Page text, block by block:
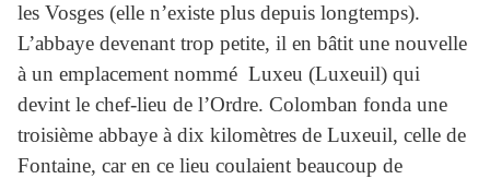
les Vosges (elle n’existe plus depuis longtemps).
L’abbaye devenant trop petite, il en bâtit une nouvelle
à un emplacement nommé Luxeu (Luxeuil) qui
devint le chef-lieu de l’Ordre. Colomban fonda une
troisième abbaye à dix kilomètres de Luxeuil, celle de
Fontaine, car en ce lieu coulaient beaucoup de